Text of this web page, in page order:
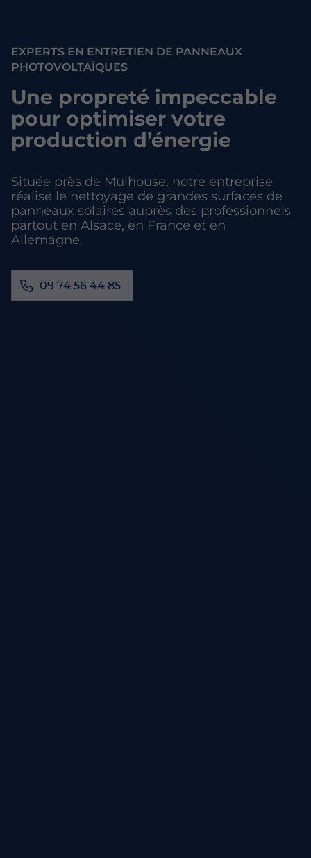
EXPERTS EN ENTRETIEN DE PANNEAUX
PHOTOVOLTAÏQUES
Une propreté impeccable
pour optimiser votre
production d’énergie
Située près de Mulhouse, notre entreprise
réalise le nettoyage de grandes surfaces de
panneaux solaires auprès des professionnels
partout en Alsace, en France et en
Allemagne.
09 74 56 44 85